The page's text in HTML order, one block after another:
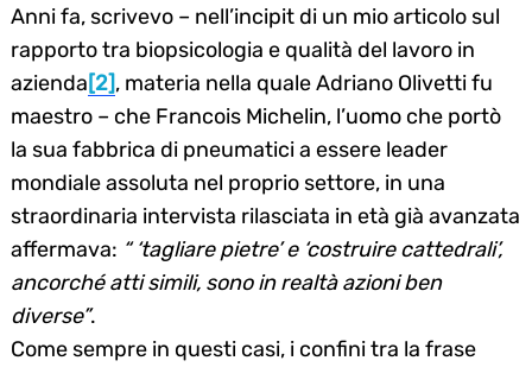
Anni fa, scrivevo – nell’incipit di un mio articolo sul
rapporto tra biopsicologia e qualità del lavoro in
azienda[2], materia nella quale Adriano Olivetti fu
maestro – che Francois Michelin, l’uomo che portò
la sua fabbrica di pneumatici a essere leader
mondiale assoluta nel proprio settore, in una
straordinaria intervista rilasciata in età già avanzata
affermava: “ ‘tagliare pietre’ e ‘costruire cattedrali’,
ancorché atti simili, sono in realtà azioni ben
diverse”.
Come sempre in questi casi, i confini tra la frase